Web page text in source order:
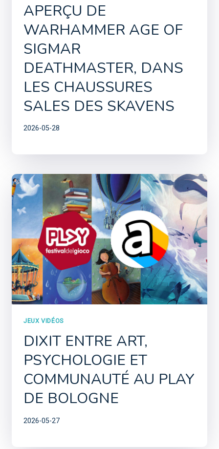
APERÇU DE
WARHAMMER AGE OF
SIGMAR
DEATHMASTER, DANS
LES CHAUSSURES
SALES DES SKAVENS
2026-05-28
JEUX VIDÉOS
DIXIT ENTRE ART,
PSYCHOLOGIE ET
COMMUNAUTÉ AU PLAY
DE BOLOGNE
2026-05-27